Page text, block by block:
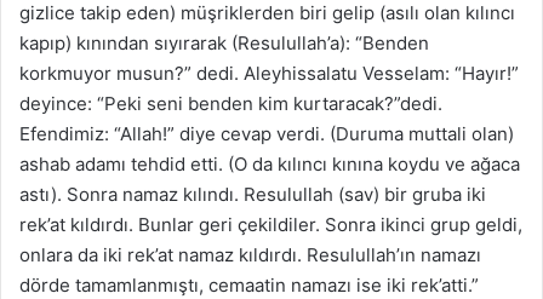
gizlice takip eden) müşriklerden biri gelip (asılı olan kılıncı
kapıp) kınından sıyırarak (Resulullah’a): “Benden
korkmuyor musun?” dedi. Aleyhissalatu Vesselam: “Hayır!”
deyince: “Peki seni benden kim kurtaracak?”dedi.
Efendimiz: “Allah!” diye cevap verdi. (Duruma muttali olan)
ashab adamı tehdid etti. (O da kılıncı kınına koydu ve ağaca
astı). Sonra namaz kılındı. Resulullah (sav) bir gruba iki
rek’at kıldırdı. Bunlar geri çekildiler. Sonra ikinci grup geldi,
onlara da iki rek’at namaz kıldırdı. Resulullah’ın namazı
dörde tamamlanmıştı, cemaatin namazı ise iki rek’atti.”